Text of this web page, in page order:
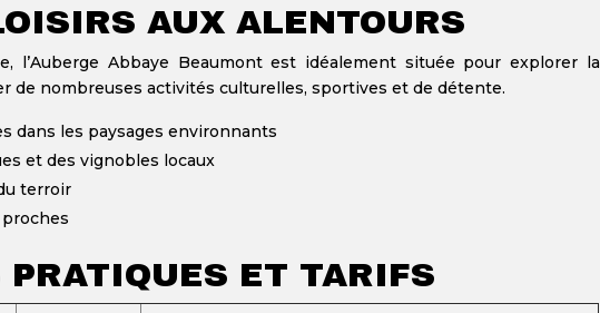
AUX ALENTOURS
l’Auberge Abbaye Beaumont est idéalement située pour explorer la
de nombreuses activités culturelles, sportives et de détente.
dans les paysages environnants
et des vignobles locaux
terroir
ET TARIFS